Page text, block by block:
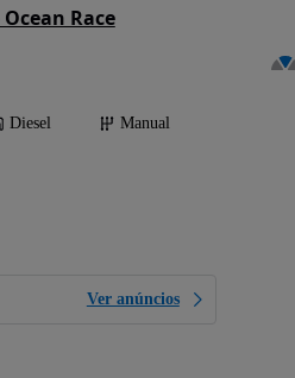
Race
Diesel
Manual
Ver anúncios